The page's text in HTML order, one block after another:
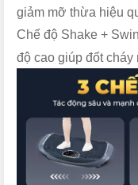
giảm mỡ thừa hiệu
Chế độ Shake +
độ cao giúp đốt